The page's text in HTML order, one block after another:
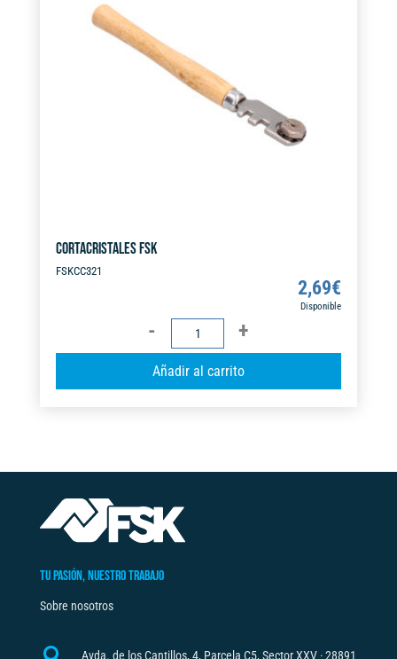
CORTACRISTALES FSK
FSKCC321
2,69€
Disponible
CORTACRISTALES
FSK
cantidad
Añadir al carrito
n
TU PASIÓN, NUESTRO TRABAJO
Sobre nosotros
Avda. de los Cantillos, 4, Parcela C5, Sector XXV · 28891